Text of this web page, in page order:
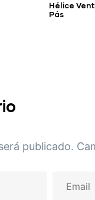
Hélice
Pás
publicado.